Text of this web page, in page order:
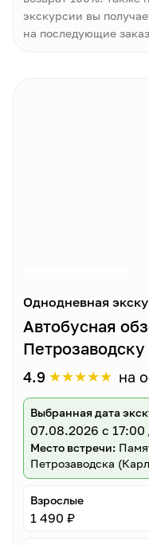
экскурсии вы
на последующие
Однодневная
Автобусная
Петрозаводску
4.9 ★★★★★ на
Выбранная дата
07.08.2026 с
Место встречи:
Петрозаводска
Взрослые
1 490 ₽